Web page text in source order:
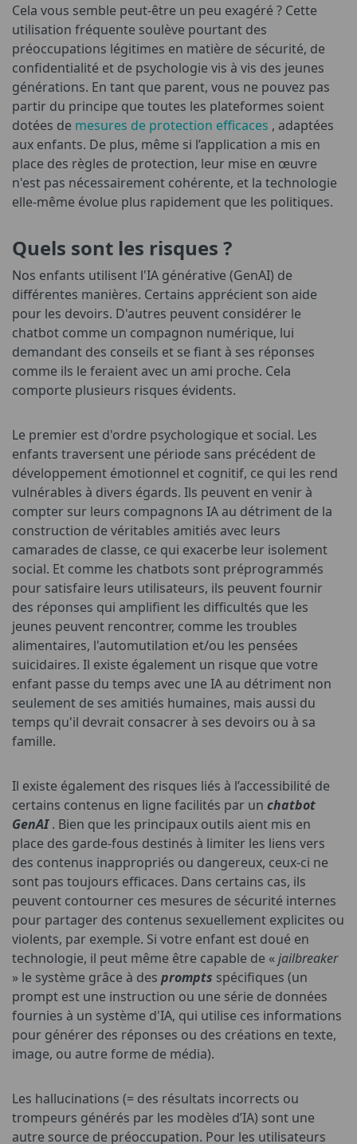
Cela vous semble peut-être un peu exagéré ? Cette
utilisation fréquente soulève pourtant des
préoccupations légitimes en matière de sécurité, de
confidentialité et de psychologie vis à vis des jeunes
générations. En tant que parent, vous ne pouvez pas
partir du principe que toutes les plateformes soient
dotées de mesures de protection efficaces , adaptées
aux enfants. De plus, même si l’application a mis en
place des règles de protection, leur mise en œuvre
n'est pas nécessairement cohérente, et la technologie
elle-même évolue plus rapidement que les politiques.
Quels sont les risques ?
Nos enfants utilisent l'IA générative (GenAI) de
différentes manières. Certains apprécient son aide
pour les devoirs. D'autres peuvent considérer le
chatbot comme un compagnon numérique, lui
demandant des conseils et se fiant à ses réponses
comme ils le feraient avec un ami proche. Cela
comporte plusieurs risques évidents.
Le premier est d'ordre psychologique et social. Les
enfants traversent une période sans précédent de
développement émotionnel et cognitif, ce qui les rend
vulnérables à divers égards. Ils peuvent en venir à
compter sur leurs compagnons IA au détriment de la
construction de véritables amitiés avec leurs
camarades de classe, ce qui exacerbe leur isolement
social. Et comme les chatbots sont préprogrammés
pour satisfaire leurs utilisateurs, ils peuvent fournir
des réponses qui amplifient les difficultés que les
jeunes peuvent rencontrer, comme les troubles
alimentaires, l'automutilation et/ou les pensées
suicidaires. Il existe également un risque que votre
enfant passe du temps avec une IA au détriment non
seulement de ses amitiés humaines, mais aussi du
temps qu'il devrait consacrer à ses devoirs ou à sa
famille.
Il existe également des risques liés à l’accessibilité de
certains contenus en ligne facilités par un chatbot
GenAI. Bien que les principaux outils aient mis en
place des garde-fous destinés à limiter les liens vers
des contenus inappropriés ou dangereux, ceux-ci ne
sont pas toujours efficaces. Dans certains cas, ils
peuvent contourner ces mesures de sécurité internes
pour partager des contenus sexuellement explicites ou
violents, par exemple. Si votre enfant est doué en
technologie, il peut même être capable de «jailbreaker
» le système grâce à des prompts spécifiques (un
prompt est une instruction ou une série de données
fournies à un système d'IA, qui utilise ces informations
pour générer des réponses ou des créations en texte,
image, ou autre forme de média).
Les hallucinations (= des résultats incorrects ou
trompeurs générés par les modèles d’IA) sont une
autre source de préoccupation. Pour les utilisateurs